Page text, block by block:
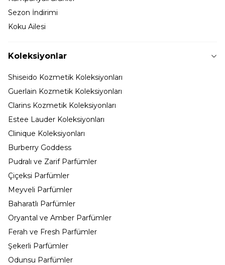
Sezon İndirimi
Koku Ailesi
Koleksiyonlar
Shiseido Kozmetik Koleksiyonları
Guerlain Kozmetik Koleksiyonları
Clarins Kozmetik Koleksiyonları
Estee Lauder Koleksiyonları
Clinique Koleksiyonları
Burberry Goddess
Pudralı ve Zarif Parfümler
Çiçeksi Parfümler
Meyveli Parfümler
Baharatlı Parfümler
Oryantal ve Amber Parfümler
Ferah ve Fresh Parfümler
Şekerli Parfümler
Odunsu Parfümler